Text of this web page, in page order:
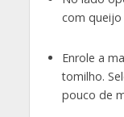
com queijo
Enrole a
tomilho.
pouco de